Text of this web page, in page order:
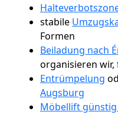
stabile
Formen
Beiladung nach
organisieren wir,
Entrümpelung
Augsburg
Möbellift